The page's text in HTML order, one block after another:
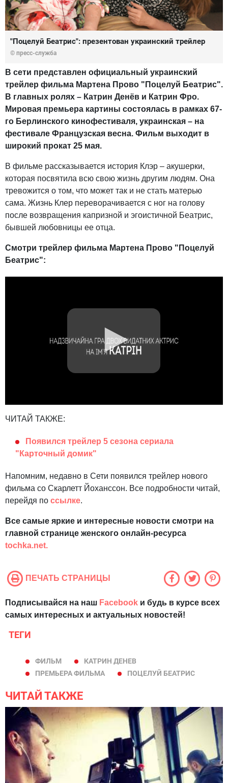
"Поцелуй Беатрис": презентован украинский трейлер
© пресс-служба
В сети представлен официальный украинский
трейлер фильма Мартена Прово "Поцелуй Беатрис".
В главных ролях – Катрин Денёв и Катрин Фро.
Мировая премьера картины состоялась в рамках 67-
го Берлинского кинофестиваля, украинская – на
фестивале Французская весна. Фильм выходит в
широкий прокат 25 мая.
В фильме рассказывается история Клэр – акушерки,
которая посвятила всю свою жизнь другим людям. Она
тревожится о том, что может так и не стать матерью
сама. Жизнь Клер переворачивается с ног на голову
после возвращения капризной и эгоистичной Беатрис,
бывшей любовницы ее отца.
Смотри трейлер фильма Мартена Прово "Поцелуй
Беатрис":
ЧИТАЙ ТАКЖЕ:
Появился трейлер 5 сезона сериала
"Карточный домик"
Напомним, недавно в Сети появился трейлер нового
фильма со Скарлетт Йоханссон. Все подробности читай,
перейдя по ссылке.
Все самые яркие и интересные новости смотри на
главной странице женского онлайн-ресурса
tochka.net.
ПЕЧАТЬ СТРАНИЦЫ
Подписывайся на наш Facebook и будь в курсе всех
самых интересных и актуальных новостей!
ТЕГИ
ФИЛЬМ
КАТРИН ДЕНЕВ
ПРЕМЬЕРА ФИЛЬМА
ПОЦЕЛУЙ БЕАТРИС
ЧИТАЙ ТАКЖЕ